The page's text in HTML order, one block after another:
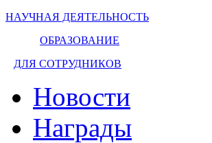
НАУЧНАЯ ДЕЯТЕЛЬНОСТЬ
ОБРАЗОВАНИЕ
ДЛЯ СОТРУДНИКОВ
Новости
Награды